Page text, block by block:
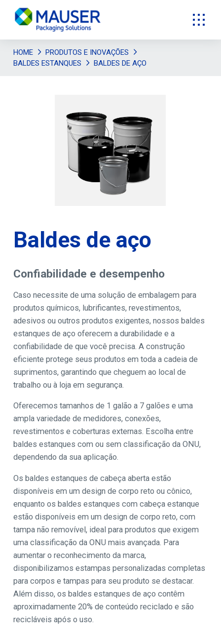
HOME
PRODUTOS E INOVAÇÕES
BALDES ESTANQUES
BALDES DE AÇO
Baldes de aço
Confiabilidade e desempenho
Caso necessite de uma solução de embalagem para
produtos químicos, lubrificantes, revestimentos,
adesivos ou outros produtos exigentes, nossos baldes
estanques de aço oferecem a durabilidade e a
confiabilidade de que você precisa. A construção
eficiente protege seus produtos em toda a cadeia de
suprimentos, garantindo que cheguem ao local de
trabalho ou à loja em segurança.
Oferecemos tamanhos de 1 galão a 7 galões e uma
ampla variedade de medidores, conexões,
revestimentos e coberturas externas. Escolha entre
baldes estanques com ou sem classificação da ONU,
dependendo da sua aplicação.
Os baldes estanques de cabeça aberta estão
disponíveis em um design de corpo reto ou cônico,
enquanto os baldes estanques com cabeça estanque
estão disponíveis em um design de corpo reto, com
tampa não removível, ideal para produtos que exigem
uma classificação da ONU mais avançada. Para
aumentar o reconhecimento da marca,
disponibilizamos estampas personalizadas completas
para corpos e tampas para seu produto se destacar.
Além disso, os baldes estanques de aço contêm
aproximadamente 20% de conteúdo reciclado e são
recicláveis após o uso.